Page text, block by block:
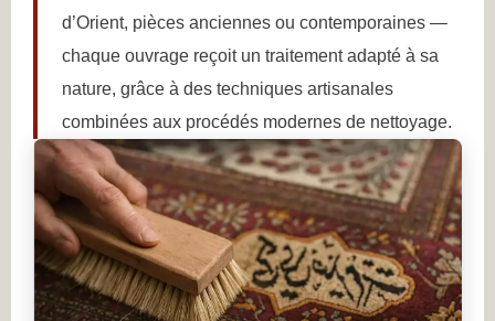
d’Orient, pièces anciennes ou contemporaines —
chaque ouvrage reçoit un traitement adapté à sa
nature, grâce à des techniques artisanales
combinées aux procédés modernes de nettoyage.